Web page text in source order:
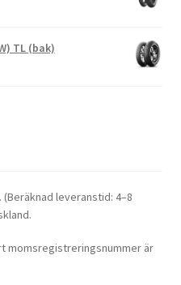
TL (bak)
(Beräknad leveranstid: 4–8
momsregistreringsnummer är